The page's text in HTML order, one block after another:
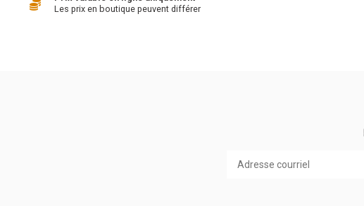
Les prix en boutique peuvent différer